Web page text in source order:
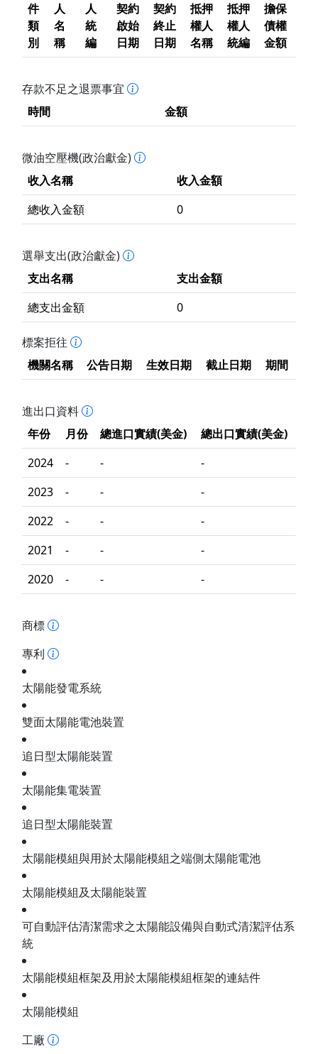
件
類
別
人
名
稱
人
統
編
契約
啟始
日期
契約
終止
日期
抵押
權人
名稱
抵押
權人
統編
擔保
債權
金額
存款不足之退票事宜
時間
金額
微油空壓機(政治獻金)
收入名稱
收入金額
總收入金額
0
選舉支出(政治獻金)
支出名稱
支出金額
總支出金額
0
標案拒往
機關名稱
公告日期 生效日期 截止日期 期間
進出口資料
年份
月份 總進口實績(美金)
總出口實績(美金)
2024
- -
-
2023
- -
-
2022
- -
-
2021
- -
-
2020
- - -
商標
專利
太陽能發電系統
雙面太陽能電池裝置
追日型太陽能裝置
太陽能集電裝置
追日型太陽能裝置
太陽能模組與用於太陽能模組之端側太陽能電池
太陽能模組及太陽能裝置
可自動評估清潔需求之太陽能設備與自動式清潔評估系
統
太陽能模組框架及用於太陽能模組框架的連結件
太陽能模組
工廠